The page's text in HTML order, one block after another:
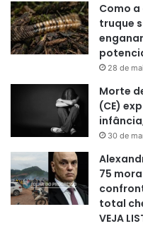
Como
truque
28 de
Morte
(CE)
30 de
75
total
VEJA